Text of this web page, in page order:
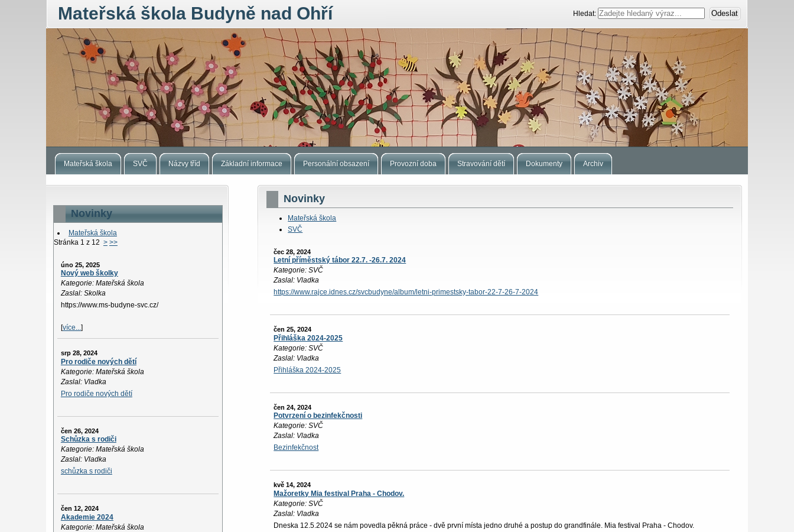
Mateřská škola Budyně nad Ohří Hledat:
Mateřská škola SVČ Názvy tříd Základní informace Personální obsazení Provozní doba Stravování dětí Dokumenty Archiv
Novinky
Mateřská škola
Stránka 1 z 12 > >>
úno 25, 2025
Nový web školky
Kategorie: Mateřská škola
Zaslal: Skolka
https://www.ms-budyne-svc.cz/
[více...]
srp 28, 2024
Pro rodiče nových dětí
Kategorie: Mateřská škola
Zaslal: Vladka
Pro rodiče nových dětí
čen 26, 2024
Schůzka s rodiči
Kategorie: Mateřská škola
Zaslal: Vladka
schůzka s rodiči
čen 12, 2024
Akademie 2024
Kategorie: Mateřská škola
Novinky
Mateřská škola
SVČ
čec 28, 2024
Letní příměstský tábor 22.7. -26.7. 2024
Kategorie: SVČ
Zaslal: Vladka
https://www.rajce.idnes.cz/svcbudyne/album/letni-primestsky-tabor-22-7-26-7-2024
čen 25, 2024
Přihláška 2024-2025
Kategorie: SVČ
Zaslal: Vladka
Přihláška 2024-2025
čen 24, 2024
Potvrzení o bezinfekčnosti
Kategorie: SVČ
Zaslal: Vladka
Bezinfekčnost
kvě 14, 2024
Mažoretky Mia festival Praha - Chodov.
Kategorie: SVČ
Zaslal: Vladka
Dneska 12.5.2024 se nám povedla pěkná práce - dvě první místa jedno druhé a postup do grandfinále. Mia festival Praha - Chodov.